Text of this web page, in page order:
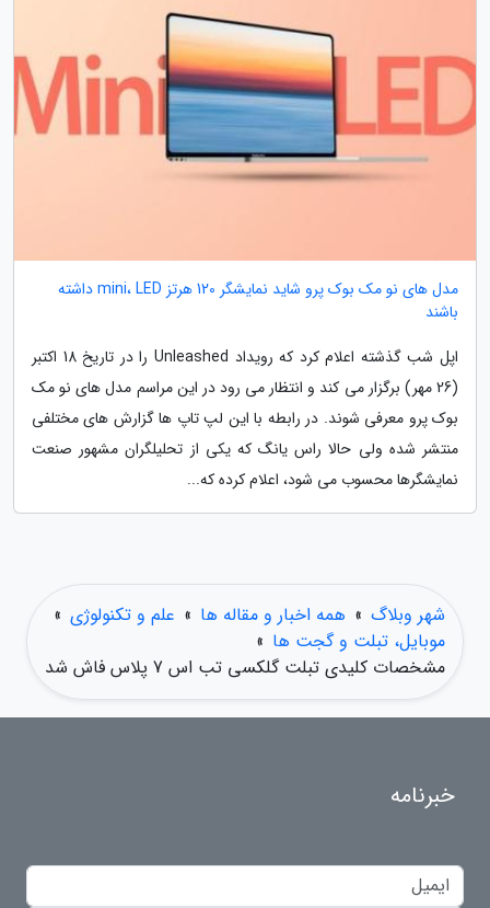
مدل های نو مک بوک پرو شاید نمایشگر 120 هرتز mini، LED داشته
باشند
اپل شب گذشته اعلام کرد که رویداد Unleashed را در تاریخ 18 اکتبر
(26 مهر) برگزار می کند و انتظار می رود در این مراسم مدل های نو مک
بوک پرو معرفی شوند. در رابطه با این لپ تاپ ها گزارش های مختلفی
منتشر شده ولی حالا راس یانگ که یکی از تحلیلگران مشهور صنعت
نمایشگرها محسوب می شود، اعلام کرده که...
شهر وبلاگ » همه اخبار و مقاله ها » علم و تکنولوژی »
موبایل، تبلت و گجت ها »
مشخصات کلیدی تبلت گلکسی تب اس 7 پلاس فاش شد
خبرنامه